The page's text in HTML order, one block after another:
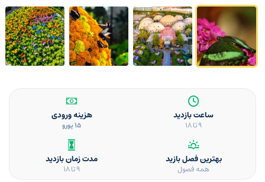
ساعت بازدید
9 تا 18
هزینه ورودی
15 یورو
بهترین فصل بازید
همه فصول
مدت زمان بازدید
9 تا 18